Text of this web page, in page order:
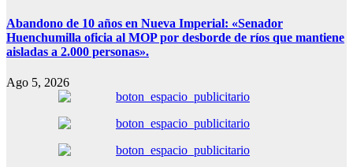
Abandono de 10 años en Nueva Imperial: «Senador
Huenchumilla oficia al MOP por desborde de ríos que mantiene
aisladas a 2.000 personas».
Ago 5, 2026